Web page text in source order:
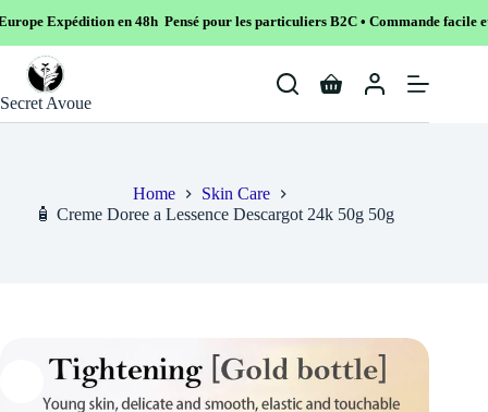
en 48h Pensé pour les particuliers B2C • Commande facile et sécurisé
content
Secret Avoue
Shopping
Home
Skin Care
🧴 Creme Doree a Lessence Descargot 24k 50g 50g